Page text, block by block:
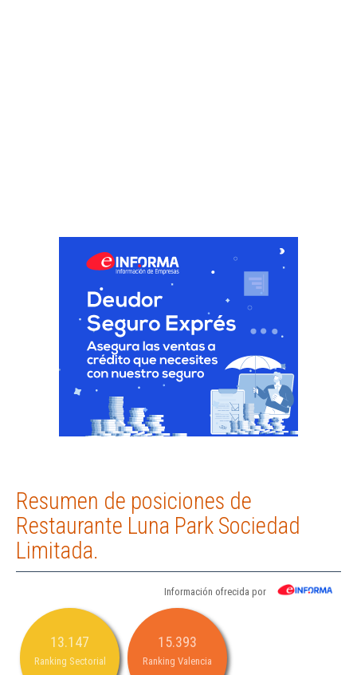
Resumen de posiciones de
Restaurante Luna Park Sociedad
Limitada.
Información ofrecida por
13.147
Ranking Sectorial
15.393
Ranking Valencia